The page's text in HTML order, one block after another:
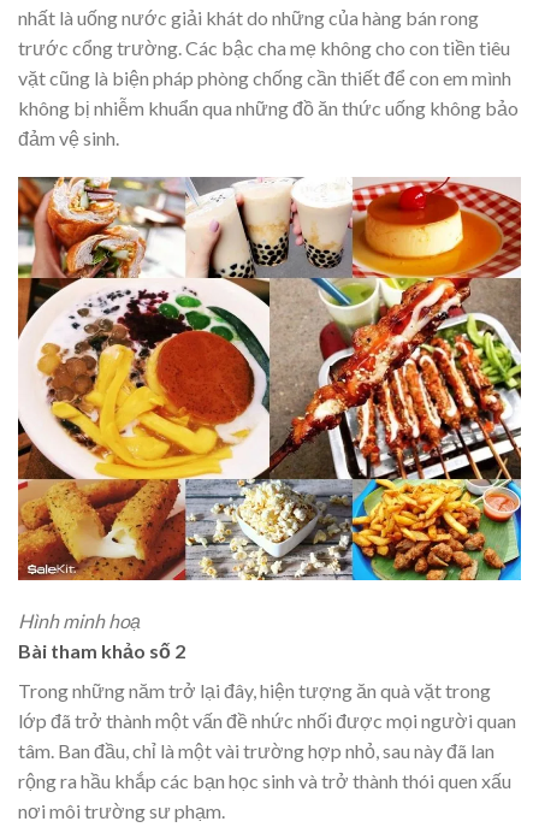
nhất là uống nước giải khát do những của hàng bán rong
trước cổng trường. Các bậc cha mẹ không cho con tiền tiêu
vặt cũng là biện pháp phòng chống cần thiết để con em mình
không bị nhiễm khuẩn qua những đồ ăn thức uống không bảo
đảm vệ sinh.
Hình minh hoạ
Bài tham khảo số 2
Trong những năm trở lại đây, hiện tượng ăn quà vặt trong
lớp đã trở thành một vấn đề nhức nhối được mọi người quan
tâm. Ban đầu, chỉ là một vài trường hợp nhỏ, sau này đã lan
rộng ra hầu khắp các bạn học sinh và trở thành thói quen xấu
nơi môi trường sư phạm.